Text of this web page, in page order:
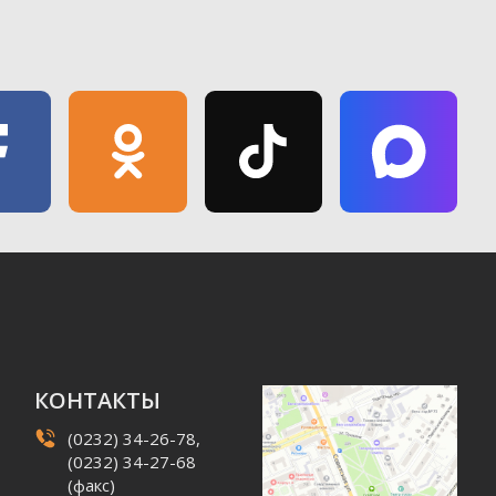
КОНТАКТЫ
(0232) 34-26-78,
(0232) 34-27-68
(факс)